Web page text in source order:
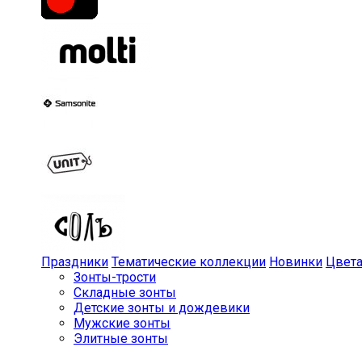
Праздники Тематические коллекции Новинки Цвета
Зонты-трости
Складные зонты
Детские зонты и дождевики
Мужские зонты
Элитные зонты